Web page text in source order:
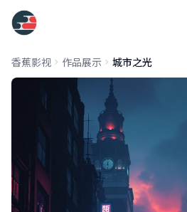
香蕉影视 作品展示 城市之光